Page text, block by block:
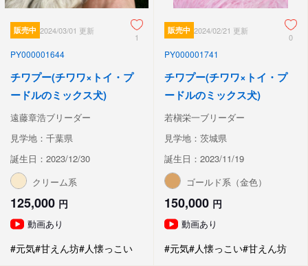
販売中 2024/03/01 更新
1
PY000001644
チワプー(チワワ×トイ・プ
ードルのミックス犬)
遠藤章浩ブリーダー
見学地：千葉県
誕生日：2023/12/30
クリーム系
125,000 円
動画あり
#元気#甘えん坊#人懐っこい
販売中 2024/02/21 更新
0
PY000001741
チワプー(チワワ×トイ・プ
ードルのミックス犬)
若槇栄一ブリーダー
見学地：茨城県
誕生日：2023/11/19
ゴールド系（金色）
150,000 円
動画あり
#元気#人懐っこい#甘えん坊